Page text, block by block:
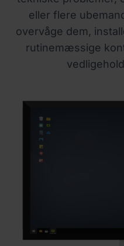
eller flere
overvåge dem,
rutinemæssige